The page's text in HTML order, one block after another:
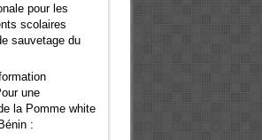
pour les
scolaires
sauvetage du
une
la Pomme white
: